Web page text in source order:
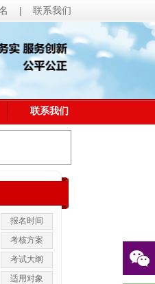
| 联系我们
联系我们
报名时间
考核方案
考试大纲
适用对象